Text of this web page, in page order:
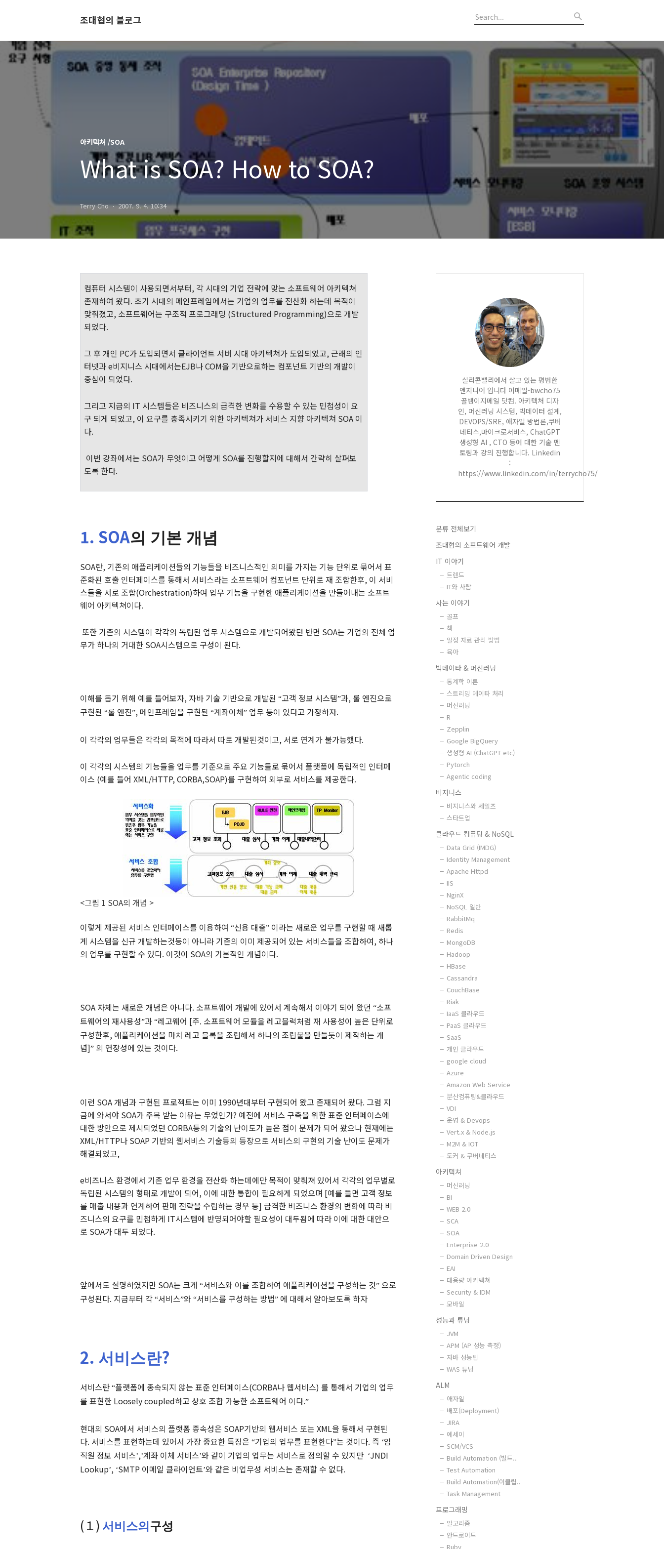
조대협의 블로그
아키텍쳐 /SOA
What is SOA? How to SOA?
Terry Cho 2007. 9. 4. 10:34
컴퓨터 시스템이 사용되면서부터, 각 시대의 기업 전략에 맞는 소프트웨어 아키텍쳐
존재하여 왔다. 초기 시대의 메인프레임에서는 기업의 업무를 전산화 하는데 목적이
맞춰졌고, 소프트웨어는 구조적 프로그래밍 (Structured Programming)으로 개발
되었다.
그 후 개인 PC가 도입되면서 클라이언트 서버 시대 아키텍쳐가 도입되었고,근래의 인
터넷과e비지니스 시대에서는EJB나COM을 기반으로하는 컴포넌트 기반의 개발이
중심이 되었다.
그리고 지금의 IT 시스템들은 비즈니스의 급격한 변화를 수용할 수 있는 민첩성이 요
구 되게 되었고, 이 요구를 충족시키기 위한 아키텍쳐가 서비스 지향 아키텍쳐 SOA 이
다.
이번 강좌에서는 SOA가 무엇이고 어떻게 SOA를 진행할지에 대해서 간략히 살펴보
도록 한다.
1. SOA의 기본 개념
SOA란, 기존의 애플리케이션들의 기능들을 비즈니스적인 의미를 가지는 기능 단위로 묶어서 표
준화된 호출 인터페이스를 통해서 서비스라는 소프트웨어 컴포넌트 단위로 재 조합한후, 이 서비
스들을 서로 조합(Orchestration)하여 업무 기능을 구현한 애플리케이션을 만들어내는 소프트
웨어 아키텍쳐이다.
또한 기존의 시스템이 각각의 독립된 업무 시스템으로 개발되어왔던 반면 SOA는 기업의 전체 업
무가 하나의 거대한 SOA시스템으로 구성이 된다.
이해를 돕기 위해 예를 들어보자, 자바 기술 기반으로 개발된 “고객 정보 시스템”과, 룰 엔진으로
구현된 “룰 엔진”, 메인프레임을 구현된 “계좌이체” 업무 등이 있다고 가정하자.
이 각각의 업무들은 각각의 목적에 따라서 따로 개발된것이고, 서로 연계가 불가능했다.
이 각각의 시스템의 기능들을 업무를 기준으로 주요 기능들로 묶어서 플랫폼에 독립적인 인터페
이스 (예를 들어 XML/HTTP, CORBA,SOAP)를 구현하여 외부로 서비스를 제공한다.
<그림 1 SOA의 개념 >
이렇게 제공된 서비스 인터페이스를 이용하여 “신용 대출” 이라는 새로운 업무를 구현할 때 새롭
게 시스템을 신규 개발하는것등이 아니라 기존의 이미 제공되어 있는 서비스들을 조합하여, 하나
의 업무를 구현할 수 있다. 이것이 SOA의 기본적인 개념이다.
SOA 자체는 새로운 개념은 아니다. 소프트웨어 개발에 있어서 계속해서 이야기 되어 왔던 “소프
트웨어의 재사용성”과 “레고웨어 [주. 소프트웨어 모듈을 레고블럭처럼 재 사용성이 높은 단위로
구성한후, 애플리케이션을 마치 레고 블록을 조립해서 하나의 조립물을 만들듯이 제작하는 개
념]” 의 연장성에 있는 것이다.
이런 SOA개념과 구현된 프로젝트는 이미 1990년대부터 구현되어 왔고 존재되어 왔다. 그럼 지
금에 와서야 SOA가 주목 받는 이유는 무었인가? 예전에 서비스 구축을 위한 표준 인터페이스에
대한 방안으로 제시되었던 CORBA등의 기술의 난이도가 높은 점이 문제가 되어 왔으나 현재에는
XML/HTTP나 SOAP 기반의 웹서비스 기술등의 등장으로 서비스의 구현의 기술 난이도 문제가
해결되었고,
e비즈니스 환경에서 기존 업무 환경을 전산화 하는데에만 목적이 맞춰져 있어서 각각의 업무별로
독립된 시스템의 형태로 개발이 되어, 이에 대한 통합이 필요하게 되었으며 [예를 들면 고객 정보
를 매출 내용과 연계하여 판매 전략을 수립하는 경우 등] 급격한 비즈니스 환경의 변화에 따라 비
즈니스의 요구를 민첩하게 IT시스템에 반영되어야할 필요성이 대두됨에 따라 이에 대한 대안으
로 SOA가 대두 되었다.
앞에서도 설명하였지만 SOA는 크게 “서비스와 이를 조합하여 애플리케이션을 구성하는 것” 으로
구성된다. 지금부터 각 “서비스”와 “서비스를 구성하는 방법” 에 대해서 알아보도록 하자
2. 서비스란?
서비스란 “플랫폼에 종속되지 않는 표준 인터페이스(CORBA나 웹서비스) 를 통해서 기업의 업무
를 표현한 Loosely coupled하고 상호 조합 가능한 소프트웨어 이다.”
현대의 SOA에서 서비스의 플랫폼 종속성은 SOAP기반의 웹서비스 또는 XML을 통해서 구현된
다. 서비스를 표현하는데 있어서 가장 중요한 특징은 “기업의 업무를 표현한다”는 것이다. 즉 ‘임
직원 정보 서비스’,’계좌 이체 서비스’와 같이 기업의 업무는 서비스로 정의할 수 있지만 ‘JNDI
Lookup’, ‘SMTP 이메일 클라이언트’와 같은 비업무성 서비스는 존재할 수 없다.
(１) 서비스의 구성
실리콘밸리에서 살고 있는 평범한
엔지니어 입니다 이메일-bwcho75
골뱅이지메일 닷컴. 아키텍처 디자
인, 머신러닝 시스템, 빅데이터 설계,
DEVOPS/SRE, 애자일 방법론,쿠버
네티스,마이크로서비스, ChatGPT
생성형 AI , CTO 등에 대한 기술 멘
토링과 강의 진행합니다. Linkedin
:
https://www.linkedin.com/in/terrycho75/
분류 전체보기
조대협의 소프트웨어 개발
IT 이야기
트렌드
IT와 사람
사는 이야기
골프
책
일정 자료 관리 방법
육아
빅데이타 & 머신러닝
통계학 이론
스트리밍 데이타 처리
머신러닝
R
Zepplin
Google BigQuery
생성형 AI (ChatGPT etc)
Pytorch
Agentic coding
비지니스
비지니스와 세일즈
스타트업
클라우드 컴퓨팅 & NoSQL
Data Grid (IMDG)
Identity Management
Apache Httpd
IIS
NginX
NoSQL 일반
RabbitMq
Redis
MongoDB
Hadoop
HBase
Cassandra
CouchBase
Riak
IaaS 클라우드
PaaS 클라우드
SaaS
개인 클라우드
google cloud
Azure
Amazon Web Service
분산컴퓨팅&클라우드
VDI
운영 & Devops
Vert.x & Node.js
M2M & IOT
도커 & 쿠버네티스
아키텍쳐
머신러닝
BI
WEB 2.0
SCA
SOA
Enterprise 2.0
Domain Driven Design
EAI
대용량 아키텍쳐
Security & IDM
모바일
성능과 튜닝
JVM
APM (AP 성능 측정)
자바 성능팁
WAS 튜닝
ALM
애자일
배포(Deployment)
JIRA
에세이
SCM/VCS
Build Automation (빌드..
Test Automation
Build Automation(이클립..
Task Management
프로그래밍
알고리즘
안드로이드
Ruby